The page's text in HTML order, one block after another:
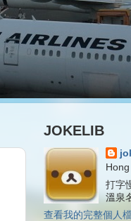
JOKELIB
打字
溫泉
查看我的完整個人